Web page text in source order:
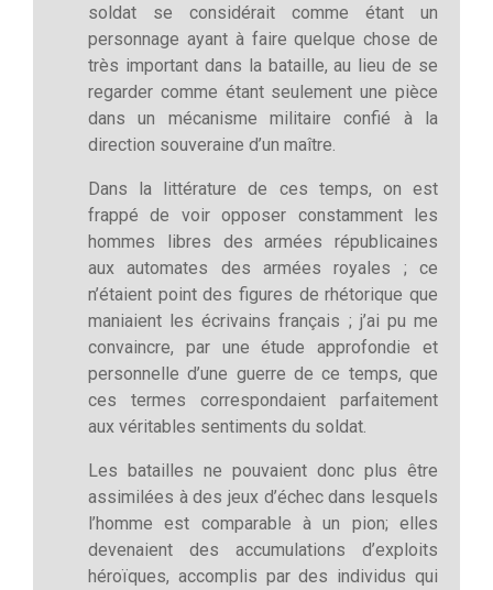
soldat se considérait comme étant un
personnage ayant à faire quelque chose de
très important dans la bataille, au lieu de se
regarder comme étant seulement une pièce
dans un mécanisme militaire confié à la
direction souveraine d’un maître.
Dans la littérature de ces temps, on est
frappé de voir opposer constamment les
hommes libres des armées républicaines
aux automates des armées royales ; ce
n’étaient point des figures de rhétorique que
maniaient les écrivains français ; j’ai pu me
convaincre, par une étude approfondie et
personnelle d’une guerre de ce temps, que
ces termes correspondaient parfaitement
aux véritables sentiments du soldat.
Les batailles ne pouvaient donc plus être
assimilées à des jeux d’échec dans lesquels
l’homme est comparable à un pion; elles
devenaient des accumulations d’exploits
héroïques, accomplis par des individus qui